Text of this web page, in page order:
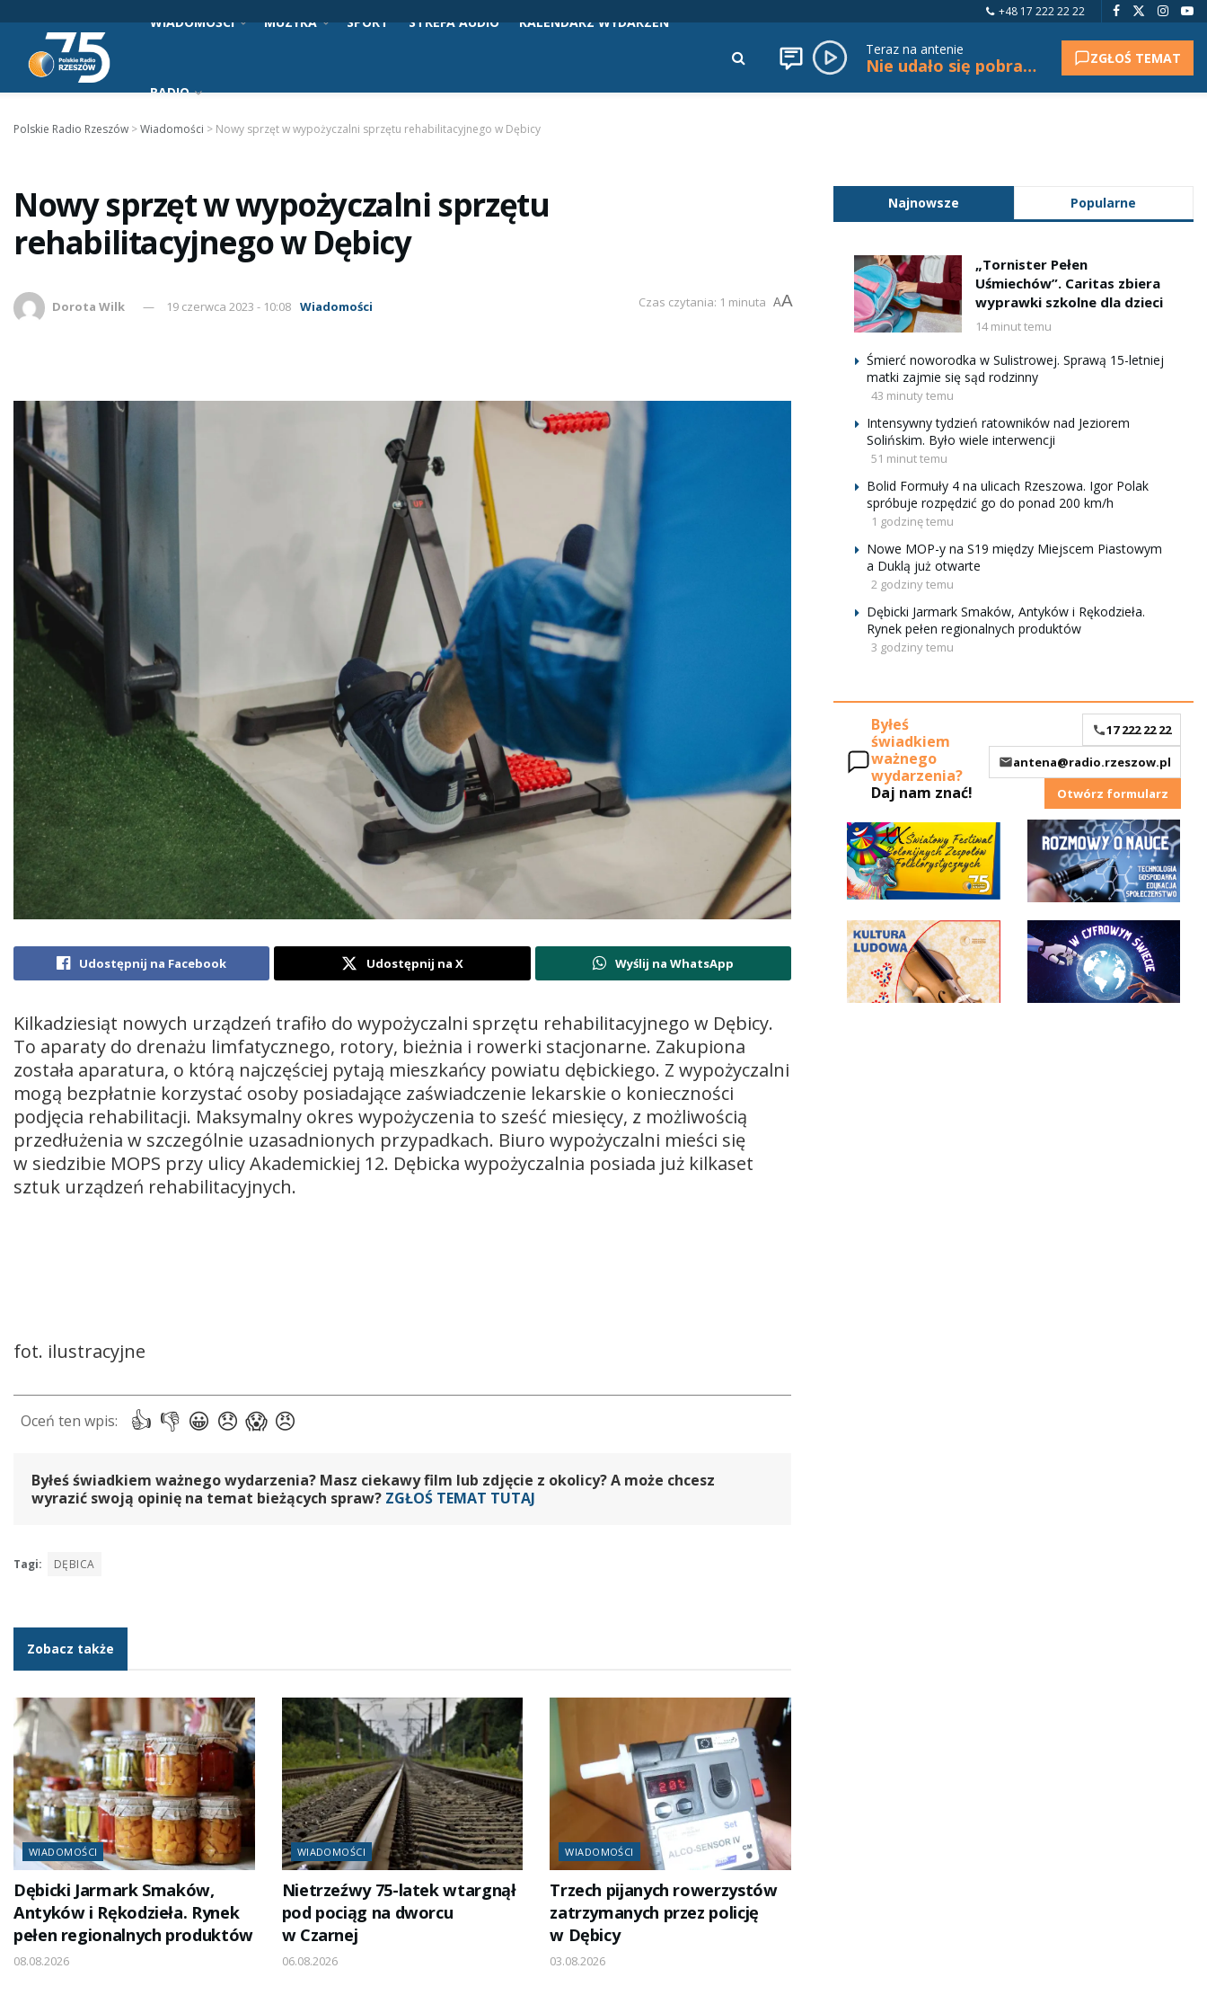
+48 17 222 22 22
WIADOMOŚCI MUZYKA SPORT STREFA AUDIO KALENDARZ WYDARZEŃ
RADIO
Teraz na antenie
Nie udało się pobrać tytułu. ZGŁOŚ TEMAT
Polskie Radio Rzeszów >Wiadomości > Nowy sprzęt w wypożyczalni sprzętu rehabilitacyjnego w Dębicy
Nowy sprzęt w wypożyczalni sprzętu
rehabilitacyjnego w Dębicy
Dorota Wilk 19 czerwca 2023 - 10:08 Wiadomości Czas czytania: 1 minuta AA
Udostępnij na Facebook Udostępnij na X Wyślij na WhatsApp
Kilkadziesiąt nowych urządzeń trafiło do wypożyczalni sprzętu rehabilitacyjnego w Dębicy.
To aparaty do drenażu limfatycznego, rotory, bieżnia i rowerki stacjonarne. Zakupiona
została aparatura, o którą najczęściej pytają mieszkańcy powiatu dębickiego. Z wypożyczalni
mogą bezpłatnie korzystać osoby posiadające zaświadczenie lekarskie o konieczności
podjęcia rehabilitacji. Maksymalny okres wypożyczenia to sześć miesięcy, z możliwością
przedłużenia w szczególnie uzasadnionych przypadkach. Biuro wypożyczalni mieści się
w siedzibie MOPS przy ulicy Akademickiej 12. Dębicka wypożyczalnia posiada już kilkaset
sztuk urządzeń rehabilitacyjnych.
fot. ilustracyjne
Byłeś świadkiem ważnego wydarzenia? Masz ciekawy film lub zdjęcie z okolicy? A może chcesz
wyrazić swoją opinię na temat bieżących spraw? ZGŁOŚ TEMAT TUTAJ
Tagi: DĘBICA
Zobacz także
WIADOMOŚCI
Dębicki Jarmark Smaków,
Antyków i Rękodzieła. Rynek
pełen regionalnych produktów
08.08.2026
WIADOMOŚCI
Nietrzeźwy 75-latek wtargnął
pod pociąg na dworcu
w Czarnej
06.08.2026
WIADOMOŚCI
Trzech pijanych rowerzystów
zatrzymanych przez policję
w Dębicy
03.08.2026
Najnowsze Popularne
„Tornister Pełen
Uśmiechów”. Caritas zbiera
wyprawki szkolne dla dzieci
14 minut temu
Śmierć noworodka w Sulistrowej. Sprawą 15-letniej
matki zajmie się sąd rodzinny
43 minuty temu
Intensywny tydzień ratowników nad Jeziorem
Solińskim. Było wiele interwencji
51 minut temu
Bolid Formuły 4 na ulicach Rzeszowa. Igor Polak
spróbuje rozpędzić go do ponad 200 km/h
1 godzinę temu
Nowe MOP-y na S19 między Miejscem Piastowym
a Duklą już otwarte
2 godziny temu
Dębicki Jarmark Smaków, Antyków i Rękodzieła.
Rynek pełen regionalnych produktów
3 godziny temu
Byłeś
świadkiem
ważnego
wydarzenia?
Daj nam znać!
17 222 22 22
antena@radio.rzeszow.pl
Otwórz formularz